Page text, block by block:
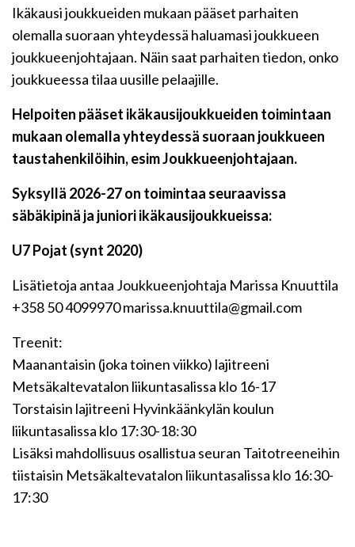
Ikäkausi joukkueiden mukaan pääset parhaiten
olemalla suoraan yhteydessä haluamasi joukkueen
joukkueenjohtajaan. Näin saat parhaiten tiedon, onko
joukkueessa tilaa uusille pelaajille.
Helpoiten pääset ikäkausijoukkueiden toimintaan
mukaan olemalla yhteydessä suoraan joukkueen
taustahenkilöihin, esim Joukkueenjohtajaan.
Syksyllä 2026-27 on toimintaa seuraavissa
säbäkipinä ja juniori ikäkausijoukkueissa:
U7 Pojat (synt 2020)
Lisätietoja antaa Joukkueenjohtaja Marissa Knuuttila
+358 50 4099970 marissa.knuuttila@gmail.com
Treenit:
Maanantaisin (joka toinen viikko) lajitreeni
Metsäkaltevatalon liikuntasalissa klo 16-17
Torstaisin lajitreeni Hyvinkäänkylän koulun
liikuntasalissa klo 17:30-18:30
Lisäksi mahdollisuus osallistua seuran Taitotreeneihin
tiistaisin Metsäkaltevatalon liikuntasalissa klo 16:30-
17:30